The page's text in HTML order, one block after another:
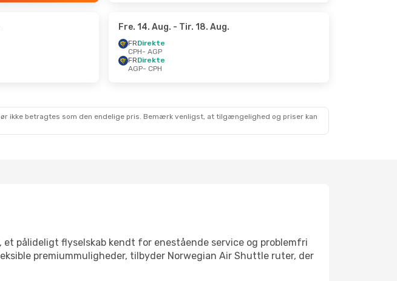
Fre. 14. Aug. - Tir. 18. Aug.
FRDirekte
CPH- AGP
FRDirekte
AGP- CPH
ikke betragtes som den endelige pris. Bemærk venligst, at tilgængelighed og priser kan
pålideligt flyselskab kendt for enestående service og problemfri
premiummuligheder, tilbyder Norwegian Air Shuttle ruter, der